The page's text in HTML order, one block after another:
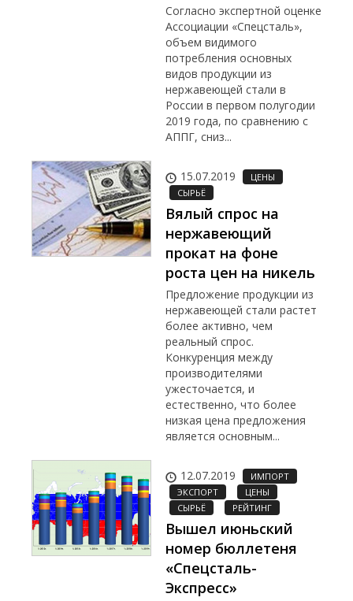
Согласно экспертной оценке
Ассоциации «Спецсталь»,
объем видимого
потребления основных
видов продукции из
нержавеющей стали в
России в первом полугодии
2019 года, по сравнению с
АППГ, сниз...
15.07.2019
ЦЕНЫ
СЫРЬЁ
Вялый спрос на
нержавеющий
прокат на фоне
роста цен на никель
Предложение продукции из
нержавеющей стали растет
более активно, чем
реальный спрос.
Конкуренция между
производителями
ужесточается, и
естественно, что более
низкая цена предложения
является основным...
12.07.2019
ИМПОРТ
ЭКСПОРТ
ЦЕНЫ
СЫРЬЁ
РЕЙТИНГ
Вышел июньский
номер бюллетеня
«Спецсталь-
Экспресс»